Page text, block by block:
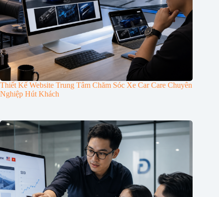
Thiết Kế Website Trung Tâm Chăm Sóc Xe Car Care Chuyên
Nghiệp Hút Khách